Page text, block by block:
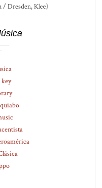
/ Dresden, Klee)